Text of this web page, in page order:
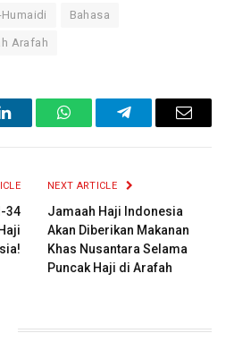
Bahasa
Arafah
LinkedInWhatsAppTelegramEmail
34
NEXT ARTICLE
Jamaah Haji Indonesia
Akan Diberikan Makanan
Khas Nusantara Selama
Puncak Haji di Arafah